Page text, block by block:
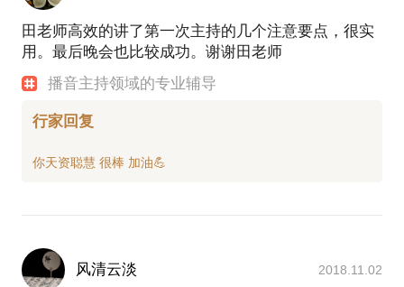
田老师高效的讲了第一次主持的几个注意要点，很实
用。最后晚会也比较成功。谢谢田老师
播音主持领域的专业辅导
行家回复
风清云淡 2018.11.02